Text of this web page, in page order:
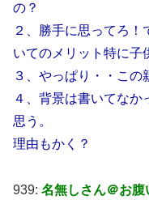
の？
２、勝手に思ってろ
いてのメリット特に子
３、やっぱり・・この
４、背景は書いてなか
思う。
理由もかく？
939: 名無しさん＠お腹